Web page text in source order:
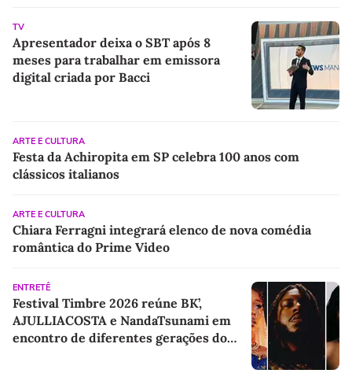
TV
Apresentador deixa o SBT após 8
meses para trabalhar em emissora
digital criada por Bacci
ARTE E CULTURA
Festa da Achiropita em SP celebra 100 anos com
clássicos italianos
ARTE E CULTURA
Chiara Ferragni integrará elenco de nova comédia
romântica do Prime Video
ENTRETÊ
Festival Timbre 2026 reúne BK’,
AJULLIACOSTA e NandaTsunami em
encontro de diferentes gerações do